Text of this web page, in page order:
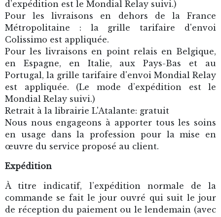
d’expédition est le Mondial Relay suivi.)
Pour les livraisons en dehors de la France
Métropolitaine : la grille tarifaire d'envoi
Colissimo est appliquée.
Pour les livraisons en point relais en Belgique,
en Espagne, en Italie, aux Pays-Bas et au
Portugal, la grille tarifaire d'envoi Mondial Relay
est appliquée. (Le mode d’expédition est le
Mondial Relay suivi.)
Retrait à la librairie L'Atalante: gratuit
Nous nous engageons à apporter tous les soins
en usage dans la profession pour la mise en
œuvre du service proposé au client.
Expédition
À titre indicatif, l’expédition normale de la
commande se fait le jour ouvré qui suit le jour
de réception du paiement ou le lendemain (avec